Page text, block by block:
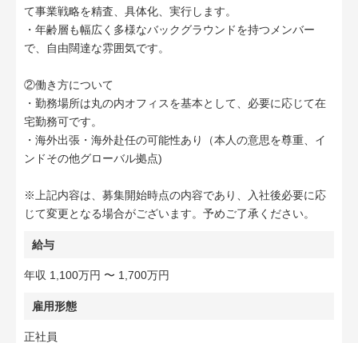
て事業戦略を精査、具体化、実行します。
・年齢層も幅広く多様なバックグラウンドを持つメンバー
で、自由闊達な雰囲気です。
②働き方について
・勤務場所は丸の内オフィスを基本として、必要に応じて在
宅勤務可です。
・海外出張・海外赴任の可能性あり（本人の意思を尊重、イ
ンドその他グローバル拠点)
※上記内容は、募集開始時点の内容であり、入社後必要に応
じて変更となる場合がございます。予めご了承ください。
給与
年収 1,100万円 〜 1,700万円
雇用形態
正社員